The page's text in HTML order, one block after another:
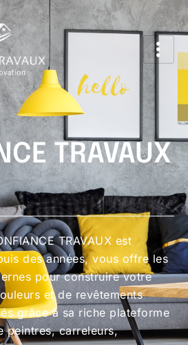
TRAVAUX
TRAVAUX est
des années, vous offre les
pour construire votre
et de revêtements
grâce à sa riche plateforme
peintres, carreleurs,